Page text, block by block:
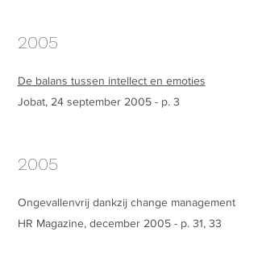
2005
De balans tussen intellect en emoties
Jobat, 24 september 2005 - p. 3
2005
Ongevallenvrij dankzij change management
HR Magazine, december 2005 - p. 31, 33